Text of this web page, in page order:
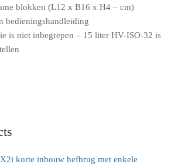
blokken (L12 x B16 x H4 – cm)
bedieningshandleiding
is niet inbegrepen – 15 liter HV-ISO-32 is